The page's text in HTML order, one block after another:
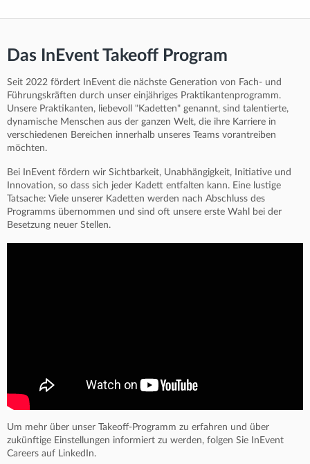
Das InEvent Takeoff Program
Seit 2022 fördert InEvent die nächste Generation von Fach- und
Führungskräften durch unser einjähriges Praktikantenprogramm.
Unsere Praktikanten, liebevoll "Kadetten" genannt, sind talentierte,
dynamische Menschen aus der ganzen Welt, die ihre Karriere in
verschiedenen Bereichen innerhalb unseres Teams vorantreiben
möchten.
Bei InEvent fördern wir Sichtbarkeit, Unabhängigkeit, Initiative und
Innovation, so dass sich jeder Kadett entfalten kann. Eine lustige
Tatsache: Viele unserer Kadetten werden nach Abschluss des
Programms übernommen und sind oft unsere erste Wahl bei der
Besetzung neuer Stellen.
Um mehr über unser Takeoff-Programm zu erfahren und über
zukünftige Einstellungen informiert zu werden, folgen Sie InEvent
Careers auf LinkedIn.